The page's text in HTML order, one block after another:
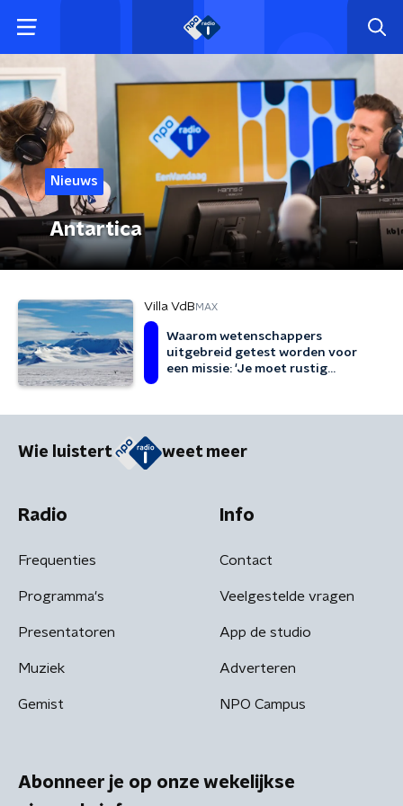
Nieuws
Antartica
Villa VdB MAX
Waarom wetenschappers
uitgebreid getest worden voor
een missie: 'Je moet rustig
Wie luistert weet meer
Radio
Frequenties
Programma's
Presentatoren
Muziek
Gemist
Info
Contact
Veelgestelde vragen
App de studio
Adverteren
NPO Campus
Abonneer je op onze wekelijkse